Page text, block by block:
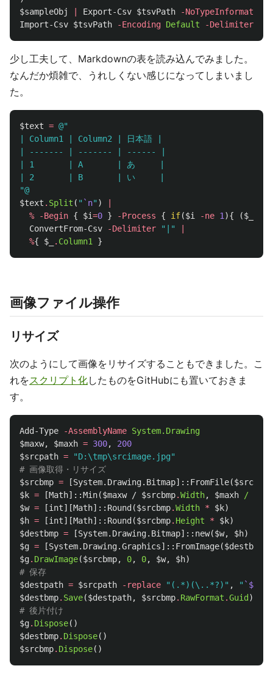
$sampleObj
Export-Csv $tsvPath
-NoTypeInformation
Import-Csv $tsvPath -Encoding Default -Delimiter
少し工夫して、Markdownの表を読み込んでみました。
なんだか煩雑で、うれしくない感じになってしまいまし
た。
$text = @"
| Column1 | Column2 | 日本語 |
| ------- | ------- | ------ |
| 1       | A       | あ     |
| 2       | B       | い     |
"@
$text . Split ( " `n" )
%
-Begin { $i=0 } -Process { if($i -ne 1 ){ ($_
ConvertFrom-Csv
-Delimiter "|"
%{ $_ . Column1 }
画像ファイル操作
リサイズ
次のようにして画像をリサイズすることもできました。こ
れをスクリプト化したものをGitHubにも置いておきま
す。
Add-Type -AssemblyName System.Drawing
$maxw, $maxh = 300,
200
$srcpath =
"D:\tmp\srcimage.jpg"
# 画像取得・リサイズ
$srcbmp = [System.Drawing.Bitmap]:: FromFile($srcpath
$k = [Math]::Min($maxw / $srcbmp.Width, $maxh /
$w = [int][Math]:: Round ($srcbmp.Width * $k)
$h = [int][Math]:: Round ($srcbmp. Height * $k)
$destbmp = [System.Drawing.Bitmap]:: new($w, $h)
$g = [System.Drawing.Graphics]:: FromImage($destbmp
$g. DrawImage($srcbmp, 0, 0, $w, $h)
# 保存
$destpath = $srcpath -replace "(.*)(\..*?)" , " `$
$destbmp. Save($destpath, $srcbmp. RawFormat .Guid )
# 後片付け
$g. Dispose()
$destbmp. Dispose()
$srcbmp. Dispose()